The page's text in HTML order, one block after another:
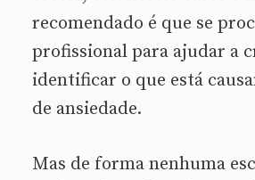
recomendado é que se
profissional para ajudar a
identificar o que está
de ansiedade.
Mas de forma nenhuma